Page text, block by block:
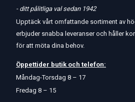
- ditt pålitliga val sedan 1942
Upptäck vårt omfattande sortiment av
erbjuder snabba leveranser och håller
för att möta dina behov.
Öppettider butik och telefon:
Måndag-Torsdag 8 – 17
Fredag 8 – 15